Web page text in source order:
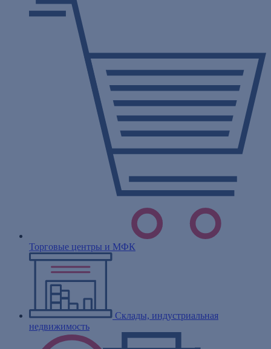
Торговые центры и МФК
Склады, индустриальная
недвижимость